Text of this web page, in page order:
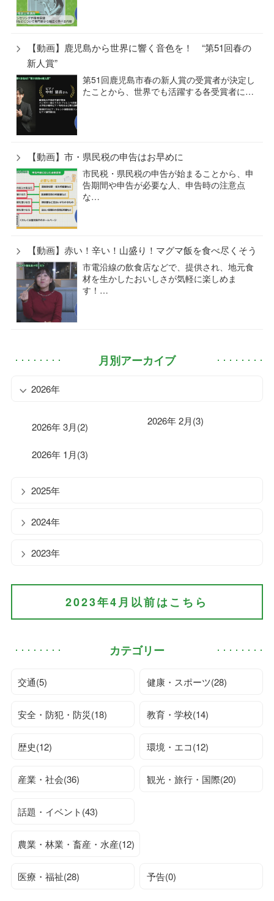
【動画】鹿児島から世界に響く音色を！ “第51回春の
新人賞”
第51回鹿児島市春の新人賞の受賞者が決定し
たことから、世界でも活躍する各受賞者に…
【動画】市・県民税の申告はお早めに
市民税・県民税の申告が始まることから、申
告期間や申告が必要な人、申告時の注意点
な…
【動画】赤い！辛い！山盛り！マグマ飯を食べ尽くそう
市電沿線の飲食店などで、提供され、地元食
材を生かしたおいしさが気軽に楽しめま
す！…
月別アーカイブ
2026年
2026年 3月(2) 2026年 2月(3)
2026年 1月(3)
2025年
2024年
2023年
2023年4月以前はこちら
カテゴリー
交通(5) 健康・スポーツ(28)
安全・防犯・防災(18) 教育・学校(14)
歴史(12) 環境・エコ(12)
産業・社会(36) 観光・旅行・国際(20)
話題・イベント(43)
農業・林業・畜産・水産(12)
医療・福祉(28) 予告(0)